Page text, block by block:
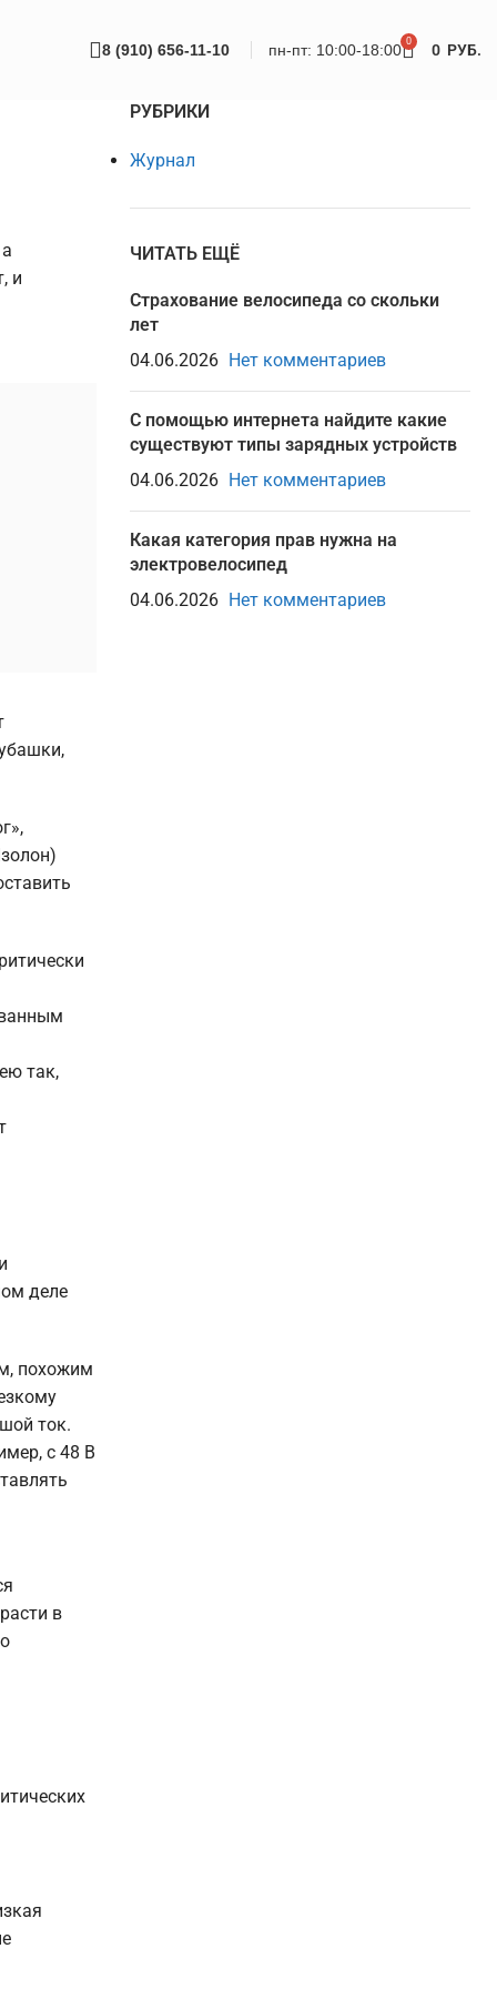
8 (910) 656-11-10 пн-пт: 10:00-18:00 0 0 РУБ.
и
так,
деле
похожим
ток.
с 48 В
в
РУБРИКИ
Журнал
ЧИТАТЬ ЕЩЁ
Страхование велосипеда со скольки
лет
04.06.2026 Нет комментариев
С помощью интернета найдите какие
существуют типы зарядных устройств
04.06.2026 Нет комментариев
Какая категория прав нужна на
электровелосипед
04.06.2026 Нет комментариев